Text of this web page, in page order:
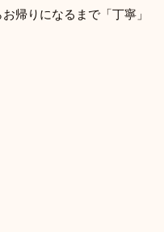
帰りになるまで「丁寧」